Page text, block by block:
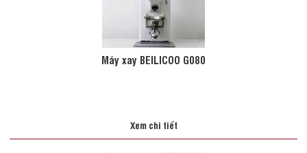
Máy xay BEILICOO G080
Xem chi tiết